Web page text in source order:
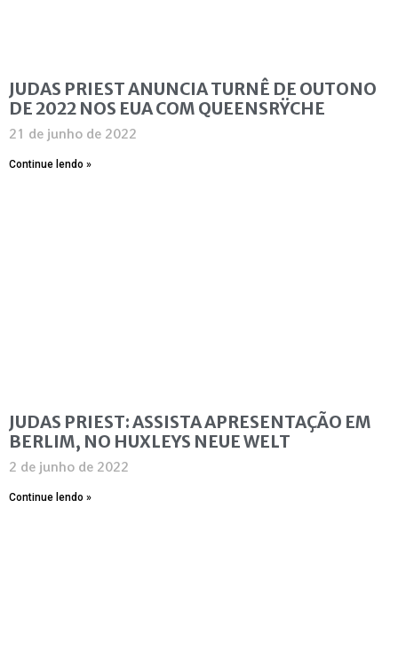
JUDAS PRIEST ANUNCIA TURNÊ DE OUTONO
DE 2022 NOS EUA COM QUEENSRŸCHE
21 de junho de 2022
Continue lendo »
JUDAS PRIEST: ASSISTA APRESENTAÇÃO EM
BERLIM, NO HUXLEYS NEUE WELT
2 de junho de 2022
Continue lendo »